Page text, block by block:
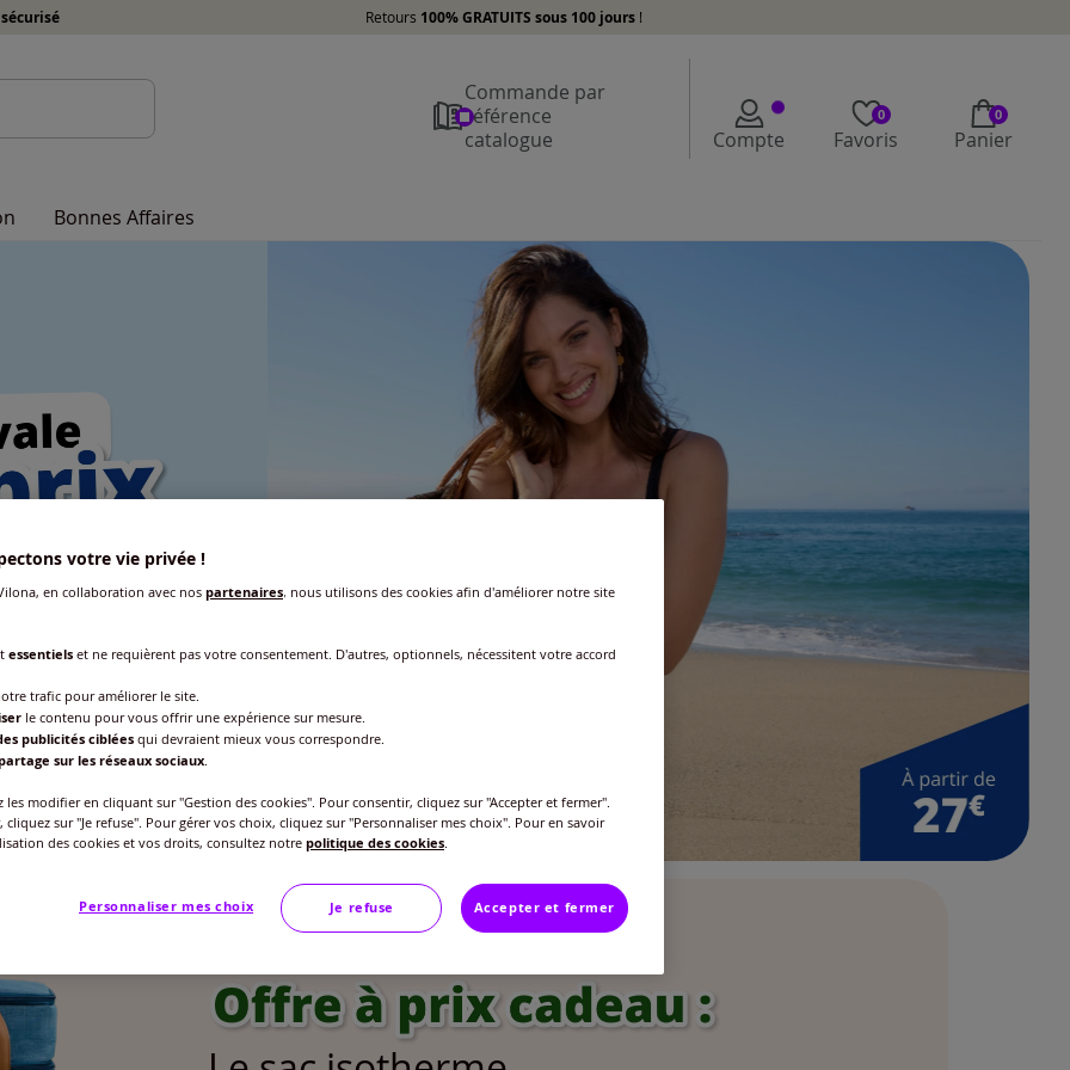
Retours 100% GRATUITS sous 100 jours !
Commande par
référence
catalogue
Compte
0
Favoris
0
Panier
Bonnes Affaires
d'été
votre vie privée !
en collaboration avec nos partenaires, nous utilisons des cookies afin d'améliorer notre site
essentiels et ne requièrent pas votre consentement. D'autres, optionnels, nécessitent votre accord
trafic pour améliorer le site.
le contenu pour vous offrir une expérience sur mesure.
publicités ciblées qui devraient mieux vous correspondre.
sur les réseaux sociaux
les modifier en cliquant sur "Gestion des cookies". Pour consentir, cliquez sur "Accepter et fermer".
cliquez sur "Je refuse". Pour gérer vos choix, cliquez sur "Personnaliser mes choix". Pour en savoir
des cookies et vos droits, consultez notre politique des cookies
Personnaliser mes choix Je refuse Accepter et fermer